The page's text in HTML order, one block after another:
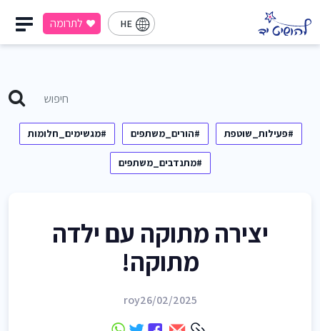
HE לתרומה
#פעילות_שוטפת #הורים_משתפים #מגשימים_חלומות
#מתנדבים_משתפים
יצירה מתוקה עם ילדה
מתוקה!
roy26/02/2025